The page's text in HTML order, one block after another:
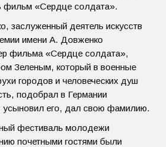
фильм «Сердце солдата».
заслуженный деятель искусств
имени А. Довженко
фильма «Сердце солдата»,
Зеленым, который в военные
городов и человеческих душ
подобрал в Германии
усыновил его, дал свою фамилию.
фестиваль молодежи
почетными гостями были